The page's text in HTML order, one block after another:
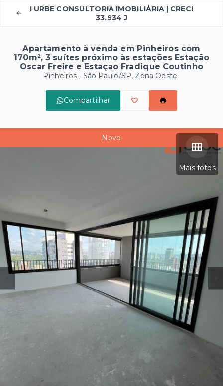
I URBE CONSULTORIA IMOBILIÁRIA | CRECI
33.934 J
Apartamento à venda em Pinheiros com
170m², 3 suítes próximo às estações Estação
Oscar Freire e Estaçao Fradique Coutinho
Pinheiros - São Paulo/SP, Zona Oeste
Compartilhar
Mais fotos
Novo